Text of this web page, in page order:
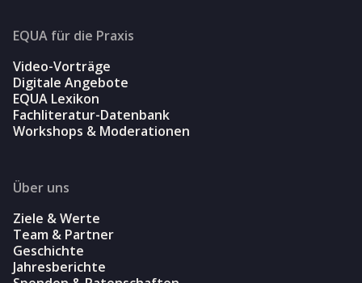
EQUA für die Praxis
Video-Vorträge
Digitale Angebote
EQUA Lexikon
Fachliteratur-Datenbank
Workshops & Moderationen
Über uns
Ziele & Werte
Team & Partner
Geschichte
Jahresberichte